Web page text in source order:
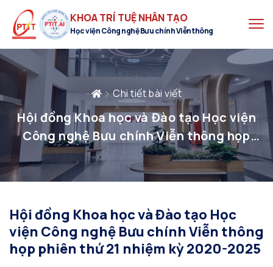
KHOA TRÍ TUỆ NHÂN TẠO
Học viện Công nghệ Bưu chính Viễn thông
Chi tiết bài viết
Hội đồng Khoa học và Đào tạo Học viện
Công nghệ Bưu chính Viễn thông họp
phiên thứ 21 nhiệm kỳ 2020-2025
Hội đồng Khoa học và Đào tạo Học
viện Công nghệ Bưu chính Viễn thông
họp phiên thứ 21 nhiệm kỳ 2020-2025